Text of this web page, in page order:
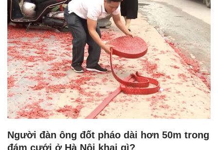
Người đàn ông đốt pháo dài hơn 50m trong
đám cưới ở Hà Nội khai gì?